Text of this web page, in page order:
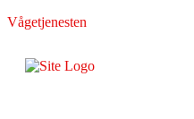
Vågetjenesten